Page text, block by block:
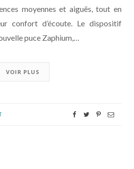
moyennes et aiguës, tout en
confort d’écoute. Le dispositif
puce Zaphium,…
VOIR PLUS